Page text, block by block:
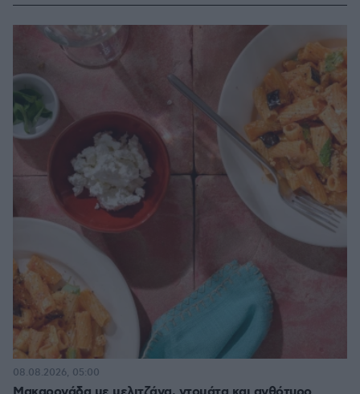
08.08.2026, 05:00